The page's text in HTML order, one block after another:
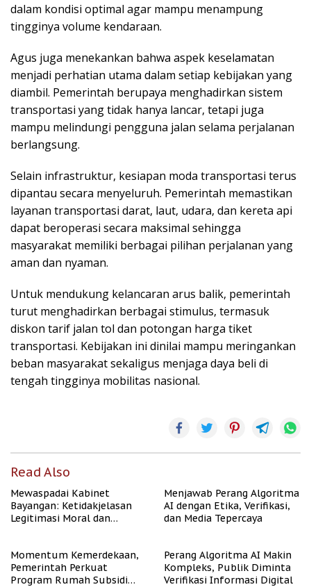
dalam kondisi optimal agar mampu menampung
tingginya volume kendaraan.
Agus juga menekankan bahwa aspek keselamatan
menjadi perhatian utama dalam setiap kebijakan yang
diambil. Pemerintah berupaya menghadirkan sistem
transportasi yang tidak hanya lancar, tetapi juga
mampu melindungi pengguna jalan selama perjalanan
berlangsung.
Selain infrastruktur, kesiapan moda transportasi terus
dipantau secara menyeluruh. Pemerintah memastikan
layanan transportasi darat, laut, udara, dan kereta api
dapat beroperasi secara maksimal sehingga
masyarakat memiliki berbagai pilihan perjalanan yang
aman dan nyaman.
Untuk mendukung kelancaran arus balik, pemerintah
turut menghadirkan berbagai stimulus, termasuk
diskon tarif jalan tol dan potongan harga tiket
transportasi. Kebijakan ini dinilai mampu meringankan
beban masyarakat sekaligus menjaga daya beli di
tengah tingginya mobilitas nasional.
Read Also
Mewaspadai Kabinet
Bayangan: Ketidakjelasan
Legitimasi Moral dan
Menjawab Perang Algoritma
AI dengan Etika, Verifikasi,
dan Media Tepercaya
Momentum Kemerdekaan,
Pemerintah Perkuat
Program Rumah Subsidi
Perang Algoritma AI Makin
Kompleks, Publik Diminta
Verifikasi Informasi Digital